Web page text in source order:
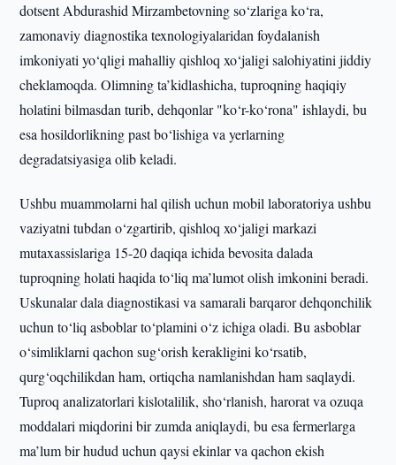
dotsent Abdurashid Mirzambetovning so‘zlariga ko‘ra,
zamonaviy diagnostika texnologiyalaridan foydalanish
imkoniyati yo‘qligi mahalliy qishloq xo‘jaligi salohiyatini jiddiy
cheklamoqda. Olimning ta’kidlashicha, tuproqning haqiqiy
holatini bilmasdan turib, dehqonlar "ko‘r-ko‘rona" ishlaydi, bu
esa hosildorlikning past bo‘lishiga va yerlarning
degradatsiyasiga olib keladi.
Ushbu muammolarni hal qilish uchun mobil laboratoriya ushbu
vaziyatni tubdan o‘zgartirib, qishloq xo‘jaligi markazi
mutaxassislariga 15-20 daqiqa ichida bevosita dalada
tuproqning holati haqida to‘liq ma’lumot olish imkonini beradi.
Uskunalar dala diagnostikasi va samarali barqaror dehqonchilik
uchun to‘liq asboblar to‘plamini o‘z ichiga oladi. Bu asboblar
o‘simliklarni qachon sug‘orish kerakligini ko‘rsatib,
qurg‘oqchilikdan ham, ortiqcha namlanishdan ham saqlaydi.
Tuproq analizatorlari kislotalilik, sho‘rlanish, harorat va ozuqa
moddalari miqdorini bir zumda aniqlaydi, bu esa fermerlarga
ma’lum bir hudud uchun qaysi ekinlar va qachon ekish